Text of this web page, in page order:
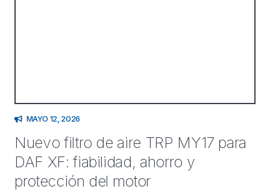
MAYO 12, 2026
Nuevo filtro de aire TRP MY17 para
DAF XF: fiabilidad, ahorro y
protección del motor